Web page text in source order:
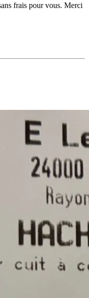
frais pour vous. Merci